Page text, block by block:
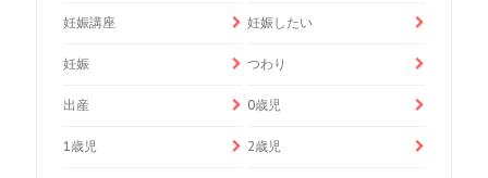
妊娠講座 妊娠したい
妊娠 つわり
出産 0歳児
1歳児 2歳児